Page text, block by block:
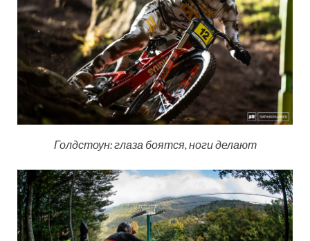
Голдстоун: глаза боятся, ноги делают